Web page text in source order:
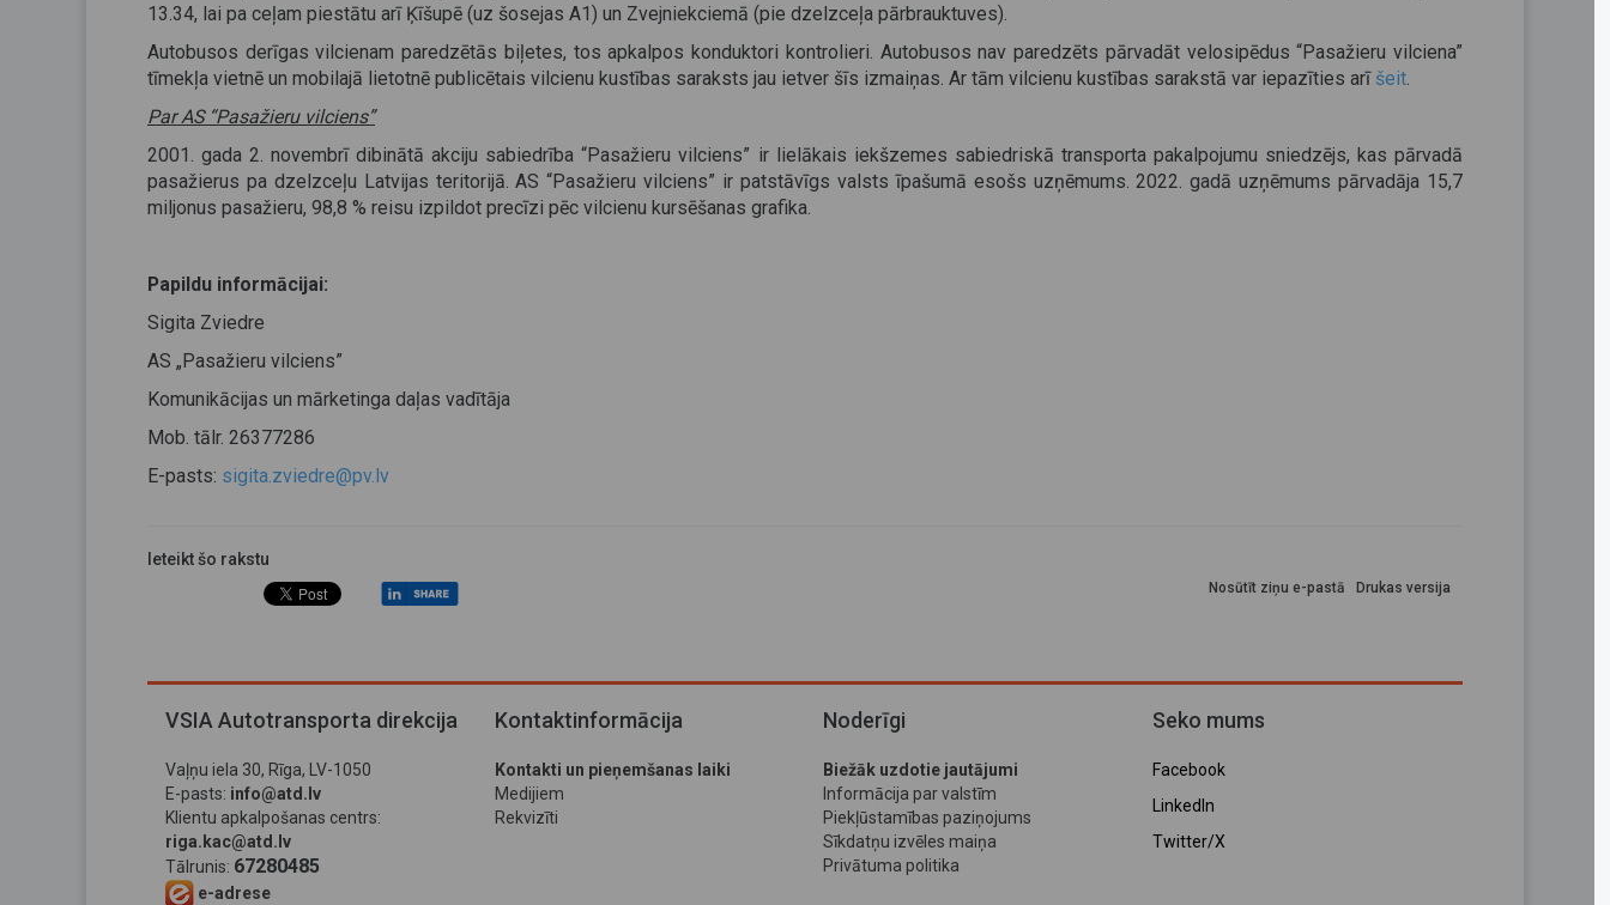
13.34, lai pa ceļam piestātu arī Ķīšupē (uz šosejas A1) un Zvejniekciemā (pie dzelzceļa pārbrauktuves).
Autobusos derīgas vilcienam paredzētās biļetes, tos apkalpos konduktori kontrolieri. Autobusos nav paredzēts pārvadāt velosipēdus “Pasažieru vilciena”
tīmekļa vietnē un mobilajā lietotnē publicētais vilcienu kustības saraksts jau ietver šīs izmaiņas. Ar tām vilcienu kustības sarakstā var iepazīties arī šeit.
Par AS “Pasažieru vilciens”
2001. gada 2. novembrī dibinātā akciju sabiedrība “Pasažieru vilciens” ir lielākais iekšzemes sabiedriskā transporta pakalpojumu sniedzējs, kas pārvadā
pasažierus pa dzelzceļu Latvijas teritorijā. AS “Pasažieru vilciens” ir patstāvīgs valsts īpašumā esošs uzņēmums. 2022. gadā uzņēmums pārvadāja 15,7
miljonus pasažieru, 98,8 % reisu izpildot precīzi pēc vilcienu kursēšanas grafika.
Papildu informācijai:
Sigita Zviedre
AS „Pasažieru vilciens”
Komunikācijas un mārketinga daļas vadītāja
Mob. tālr. 26377286
E-pasts: sigita.zviedre@pv.lv
Ieteikt šo rakstu
Drukas versija
Nosūtīt ziņu e-pastā
VSIA Autotransporta direkcija
Vaļņu iela 30, Rīga, LV-1050
E-pasts: info@atd.lv
Klientu apkalpošanas centrs:
riga.kac@atd.lv
Tālrunis: 67280485
e-adrese
Kontaktinformācija
Kontakti un pieņemšanas laiki
Medijiem
Rekvizīti
Noderīgi
Biežāk uzdotie jautājumi
Informācija par valstīm
Piekļūstamības paziņojums
Sīkdatņu izvēles maiņa
Privātuma politika
Seko mums
Facebook
LinkedIn
Twitter/X